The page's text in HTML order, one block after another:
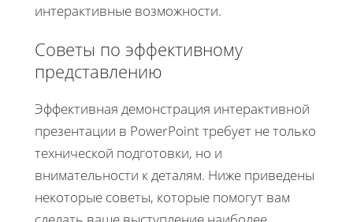
интерактивные возможности.
Советы по эффективному
представлению
Эффективная демонстрация интерактивной
презентации в PowerPoint требует не только
технической подготовки, но и
внимательности к деталям. Ниже приведены
некоторые советы, которые помогут вам